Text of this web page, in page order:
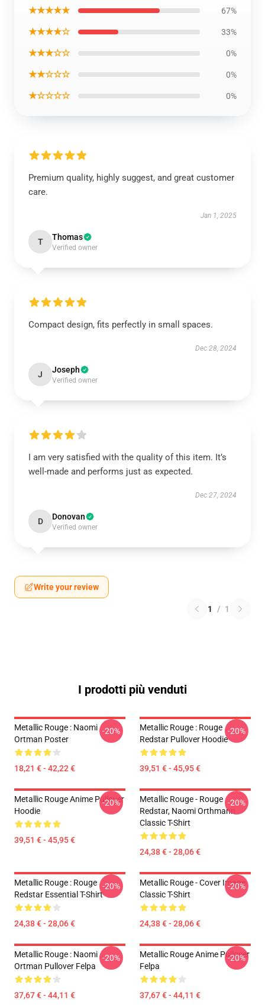
★★★★★ 67%
★★★★☆ 33%
★★★☆☆ 0%
★★☆☆☆ 0%
★☆☆☆☆ 0%
Premium quality, highly suggest, and great customer
care.
Jan 1, 2025
T Thomas
Verified owner
Compact design, fits perfectly in small spaces.
Dec 28, 2024
J Joseph
Verified owner
I am very satisfied with the quality of this item. It’s
well-made and performs just as expected.
Dec 27, 2024
D Donovan
Verified owner
Write your review
1 / 1
I prodotti più venduti
Metallic Rouge : Naomi
Ortman Poster
18,21 € - 42,22 €
-20%
Metallic Rouge : Rouge
Redstar Pullover Hoodie
39,51 € - 45,95 €
-20%
Metallic Rouge Anime Pullover
Hoodie
39,51 € - 45,95 €
-20%
Metallic Rouge - Rouge
Redstar, Naomi Orthmann
Classic T-Shirt
24,38 € - 28,06 €
-20%
Metallic Rouge : Rouge
Redstar Essential T-Shirt
24,38 € - 28,06 €
-20%
Metallic Rouge - Cover Image
Classic T-Shirt
24,38 € - 28,06 €
-20%
Metallic Rouge : Naomi
Ortman Pullover Felpa
37,67 € - 44,11 €
-20%
Metallic Rouge Anime Pullover
Felpa
37,67 € - 44,11 €
-20%